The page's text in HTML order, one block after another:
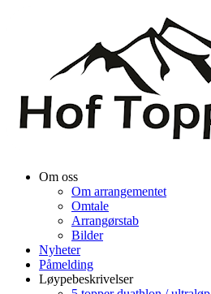
Om oss
Om arrangementet
Omtale
Arrangørstab
Bilder
Nyheter
Påmelding
Løypebeskrivelser